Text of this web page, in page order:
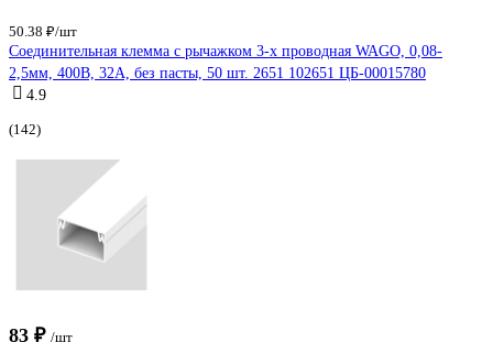
50.38 ₽/шт
Соединительная клемма с рычажком 3-х проводная WAGO, 0,08-
2,5мм, 400В, 32А, без пасты, 50 шт. 2651 102651 ЦБ-00015780
4.9
(142)
83 ₽ /шт